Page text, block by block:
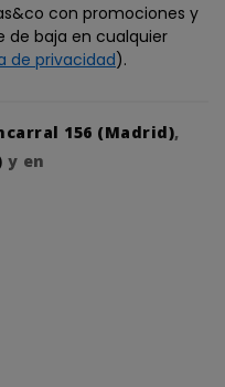
con promociones y
de baja en cualquier
de privacidad).
156 (Madrid),
y en